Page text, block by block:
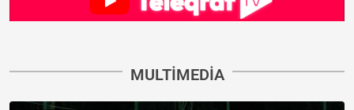
MULTIMEDIA